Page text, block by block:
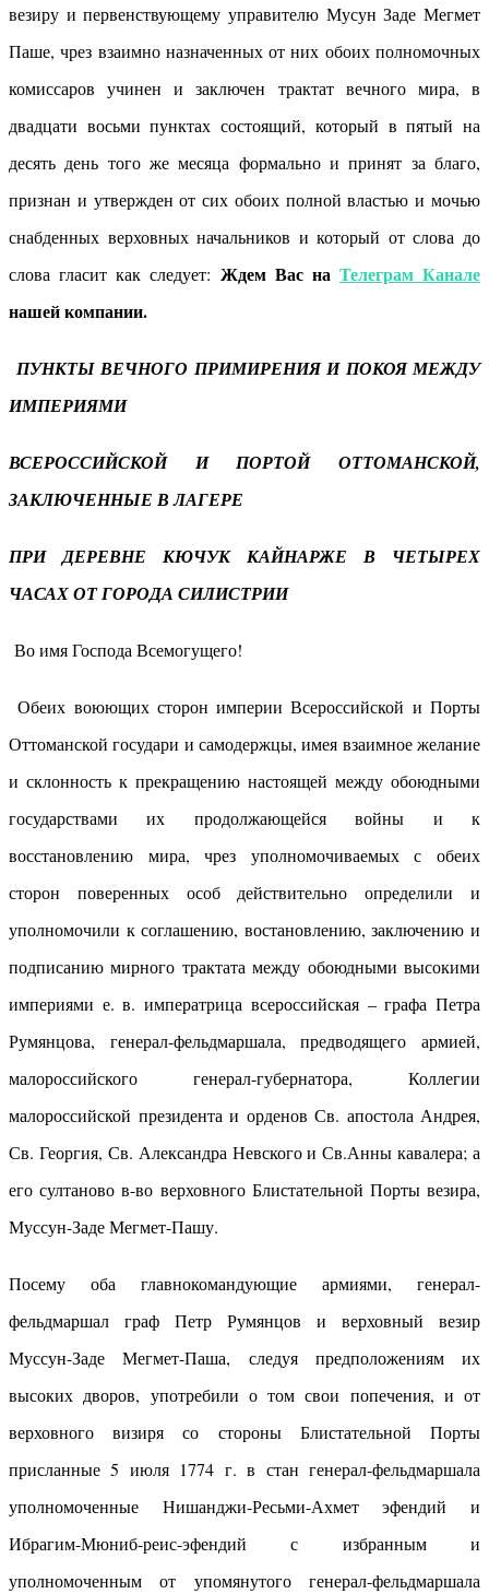
везиру и первенствующему управителю Мусун Заде Мегмет
Паше, чрез взаимно назначенных от них обоих полномочных
комиссаров учинен и заключен трактат вечного мира, в
двадцати восьми пунктах состоящий, который в пятый на
десять день того же месяца формально и принят за благо,
признан и утвержден от сих обоих полной властью и мочью
снабденных верховных начальников и который от слова до
слова гласит как следует: Ждем Вас на Телеграм Канале
нашей компании.
ПУНКТЫ ВЕЧНОГО ПРИМИРЕНИЯ И ПОКОЯ МЕЖДУ
ИМПЕРИЯМИ
ВСЕРОССИЙСКОЙ И ПОРТОЙ ОТТОМАНСКОЙ,
ЗАКЛЮЧЕННЫЕ В ЛАГЕРЕ
ПРИ ДЕРЕВНЕ КЮЧУК КАЙНАРЖЕ В ЧЕТЫРЕХ
ЧАСАХ ОТ ГОРОДА СИЛИСТРИИ
Во имя Господа Всемогущего!
Обеих воюющих сторон империи Всероссийской и Порты
Оттоманской государи и самодержцы, имея взаимное желание
и склонность к прекращению настоящей между обоюдными
государствами их продолжающейся войны и к
восстановлению мира, чрез уполномочиваемых с обеих
сторон поверенных особ действительно определили и
уполномочили к соглашению, востановлению, заключению и
подписанию мирного трактата между обоюдными высокими
империями е. в. императрица всероссийская – графа Петра
Румянцова, генерал-фельдмаршала, предводящего армией,
малороссийского генерал-губернатора, Коллегии
малороссийской президента и орденов Св. апостола Андрея,
Св. Георгия, Св. Александра Невского и Св.Анны кавалера; а
его султаново в-во верховного Блистательной Порты везира,
Муссун-Заде Мегмет-Пашу.
Посему оба главнокомандующие армиями, генерал-
фельдмаршал граф Петр Румянцов и верховный везир
Муссун-Заде Мегмет-Паша, следуя предположениям их
высоких дворов, употребили о том свои попечения, и от
верховного визиря со стороны Блистательной Порты
присланные 5 июля 1774 г. в стан генерал-фельдмаршала
уполномоченные Нишанджи-Ресьми-Ахмет эфендий и
Ибрагим-Мюниб-реис-эфендий с избранным и
уполномоченным от упомянутого генерал-фельдмаршала